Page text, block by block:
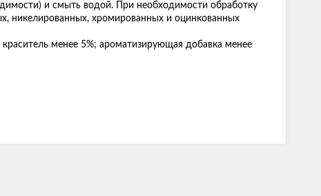
и смыть водой. При необходимости обработку
никелированных, хромированных и оцинкованных
менее 5%; ароматизирующая добавка менее